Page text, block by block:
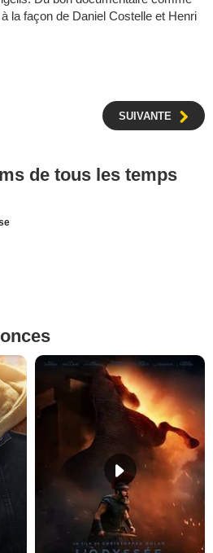
la façon de Daniel Costelle et Henri
SUIVANTE
de tous les temps